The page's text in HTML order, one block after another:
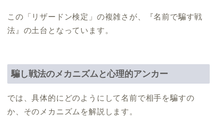
この「リザードン検定」の複雑さが、『名前で騙す戦
法』の土台となっています。
騙し戦法のメカニズムと心理的アンカー
では、具体的にどのようにして名前で相手を騙すの
か、そのメカニズムを解説します。